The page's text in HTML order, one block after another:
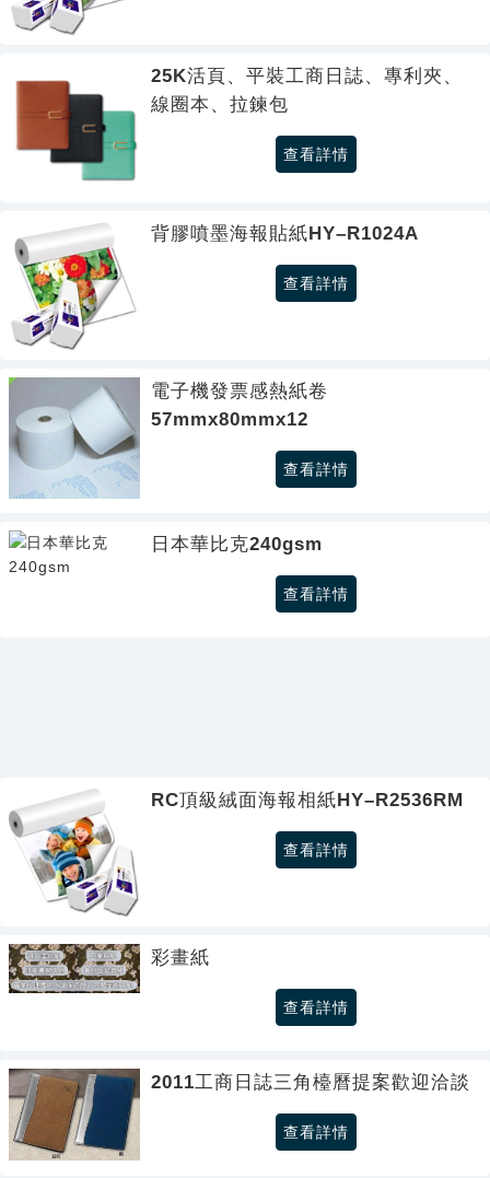
25K活頁、平裝工商日誌、專利夾、
線圈本、拉鍊包
查看詳情
背膠噴墨海報貼紙HY–R1024A
查看詳情
電子機發票感熱紙卷
57mmx80mmx12
查看詳情
日本華比克240gsm
查看詳情
RC頂級絨面海報相紙HY–R2536RM
查看詳情
彩畫紙
查看詳情
2011工商日誌三角檯曆提案歡迎洽談
查看詳情